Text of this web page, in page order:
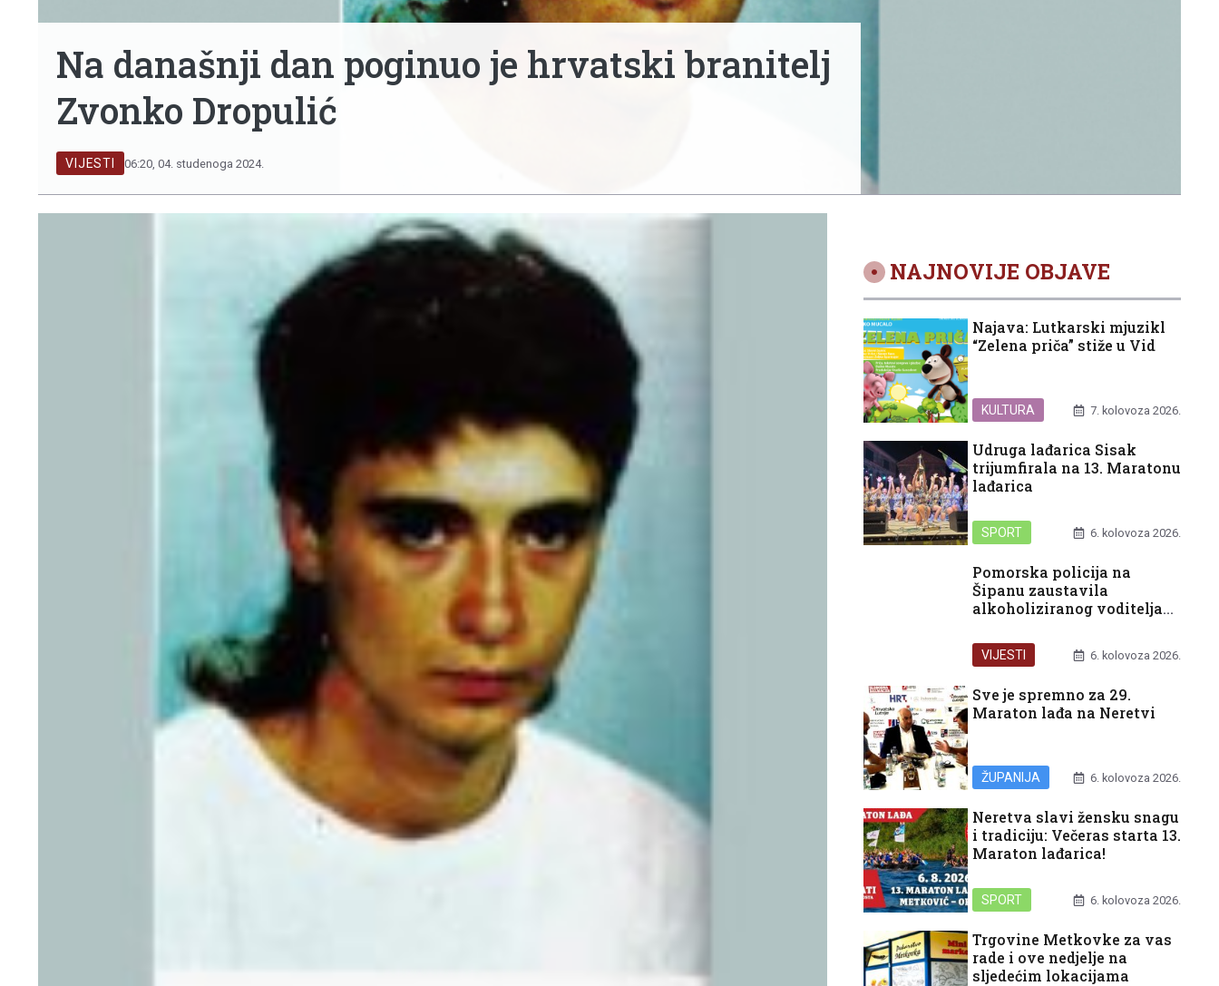
Na današnji dan poginuo je hrvatski branitelj
Zvonko Dropulić
VIJESTI 06:20, 04. studenoga 2024.
NAJNOVIJE OBJAVE
Najava: Lutkarski mjuzikl
“Zelena priča” stiže u Vid
KULTURA 7. kolovoza 2026.
Udruga lađarica Sisak
trijumfirala na 13. Maratonu
lađarica
SPORT 6. kolovoza 2026.
Pomorska policija na
Šipanu zaustavila
alkoholiziranog voditelja
VIJESTI 6. kolovoza 2026.
Sve je spremno za 29.
Maraton lađa na Neretvi
ŽUPANIJA 6. kolovoza 2026.
Neretva slavi žensku snagu
i tradiciju: Večeras starta 13.
Maraton lađarica!
SPORT 6. kolovoza 2026.
Trgovine Metkovke za vas
rade i ove nedjelje na
sljedećim lokacijama